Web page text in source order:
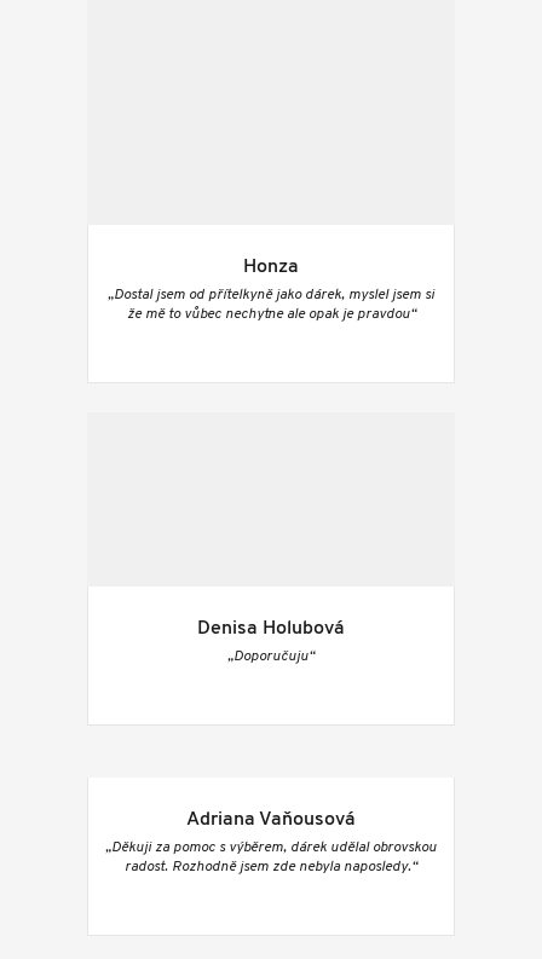
Honza
„Dostal jsem od přítelkyně jako dárek, myslel jsem si
že mě to vůbec nechytne ale opak je pravdou“
Denisa Holubová
„Doporučuju“
Adriana Vaňousová
„Děkuji za pomoc s výběrem, dárek udělal obrovskou
radost. Rozhodně jsem zde nebyla naposledy.“